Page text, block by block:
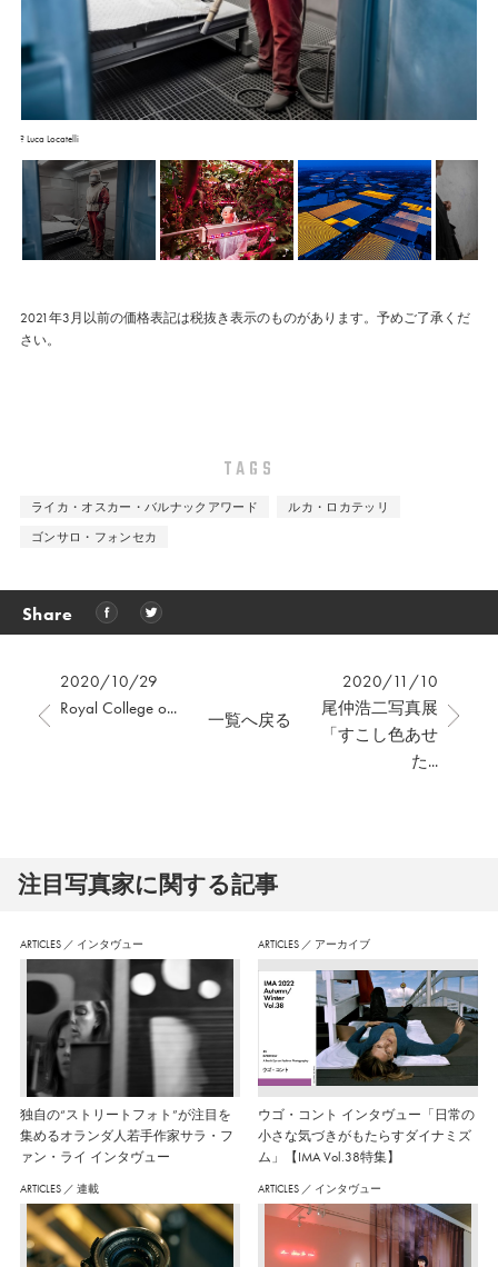
? Luca Locatelli
2021年3月以前の価格表記は税抜き表示のものがあります。予めご了承くだ
さい。
TAGS
ライカ・オスカー・バルナックアワード
ルカ・ロカテッリ
ゴンサロ・フォンセカ
Share
2020/10/29
Royal College o...
2020/11/10
尾仲浩二写真展
「すこし色あせ
た...
一覧へ戻る
注⽬写真家に関する記事
ARTICLES ／ インタヴュー
独自の“ストリートフォト”が注目を
集めるオランダ人若手作家サラ・フ
ァン・ライ インタヴュー
ARTICLES ／ アーカイブ
ウゴ・コント インタヴュー「日常の
小さな気づきがもたらすダイナミズ
ム」【IMA Vol.38特集】
ARTICLES ／ 連載 ARTICLES ／ インタヴュー